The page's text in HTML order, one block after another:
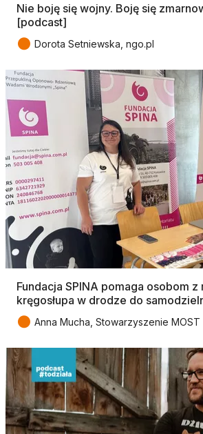
Nie boję się wojny. Boję się
[podcast]
● Dorota Setniewska, ngo.pl
Fundacja SPINA pomaga osobom
kręgosłupa w drodze do
● Anna Mucha, Stowarzyszenie MOST